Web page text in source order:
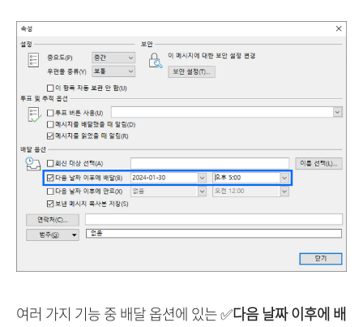
여러 가지 기능 중 배달 옵션에 있는 ✅다음 날짜 이후에 배